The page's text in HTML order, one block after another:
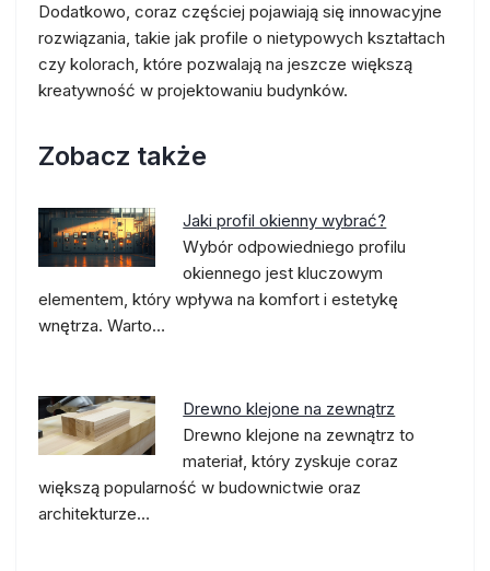
Dodatkowo, coraz częściej pojawiają się innowacyjne
rozwiązania, takie jak profile o nietypowych kształtach
czy kolorach, które pozwalają na jeszcze większą
kreatywność w projektowaniu budynków.
Zobacz także
Jaki profil okienny wybrać?
Wybór odpowiedniego profilu
okiennego jest kluczowym
elementem, który wpływa na komfort i estetykę
wnętrza. Warto…
Drewno klejone na zewnątrz
Drewno klejone na zewnątrz to
materiał, który zyskuje coraz
większą popularność w budownictwie oraz
architekturze…